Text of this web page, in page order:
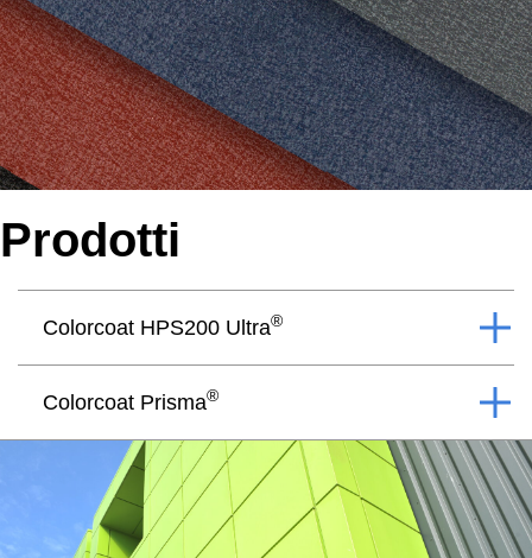
Prodotti
Colorcoat HPS200 Ultra®
Colorcoat Prisma®